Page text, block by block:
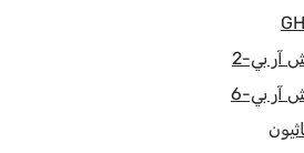
آر بي-2
آر بي-6